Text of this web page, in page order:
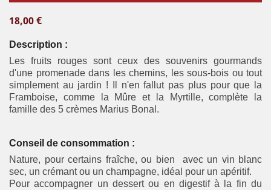
18,00 €
Description :
Les fruits rouges sont ceux des souvenirs gourmands
d'une promenade dans les chemins, les sous-bois ou tout
simplement au jardin ! Il n'en fallut pas plus pour que la
Framboise, comme la Mûre et la Myrtille, complète la
famille des 5 crèmes Marius Bonal.
Conseil de consommation :
Nature, pour certains fraîche, ou bien
avec un vin blanc
sec, un crémant ou un champagne, idéal pour un apéritif.
Pour accompagner un dessert ou en digestif à la fin du